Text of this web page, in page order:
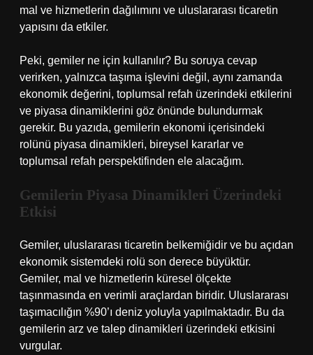
mal ve hizmetlerin dağılımını ve uluslararası ticaretin
yapısını da etkiler.
Peki, gemiler ne için kullanılır? Bu soruya cevap
verirken, yalnızca taşıma işlevini değil, aynı zamanda
ekonomik değerini, toplumsal refah üzerindeki etkilerini
ve piyasa dinamiklerini göz önünde bulundurmak
gerekir. Bu yazıda, gemilerin ekonomi içerisindeki
rolünü piyasa dinamikleri, bireysel kararlar ve
toplumsal refah perspektifinden ele alacağım.
Gemilerin Piyasa Dinamikleri Üzerindeki
Etkisi
Gemiler, uluslararası ticaretin belkemiğidir ve bu açıdan
ekonomik sistemdeki rolü son derece büyüktür.
Gemiler, mal ve hizmetlerin küresel ölçekte
taşınmasında en verimli araçlardan biridir. Uluslararası
taşımacılığın %90’ı deniz yoluyla yapılmaktadır. Bu da
gemilerin arz ve talep dinamikleri üzerindeki etkisini
vurgular.